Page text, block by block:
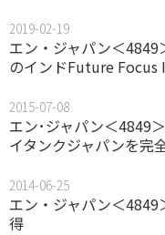
2019-02-19
エン・ジャパン＜
のインドFuture Focus
2015-07-08
エン･ジャパン＜4849
イタンクジャパンを完
2014-06-25
エン・ジャパン＜
得